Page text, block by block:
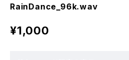
RainDance_96k.wav
¥1,000